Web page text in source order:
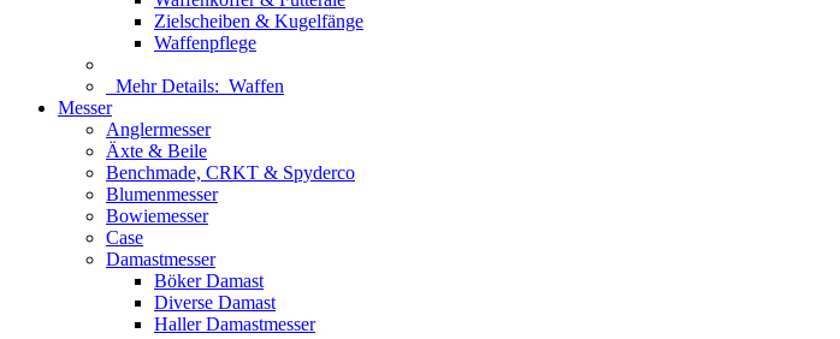
Zielscheiben & Kugelfänge
Waffenpflege
Mehr Details: Waffen
Messer
Anglermesser
Äxte & Beile
Benchmade, CRKT & Spyderco
Blumenmesser
Bowiemesser
Case
Damastmesser
Böker Damast
Diverse Damast
Haller Damastmesser